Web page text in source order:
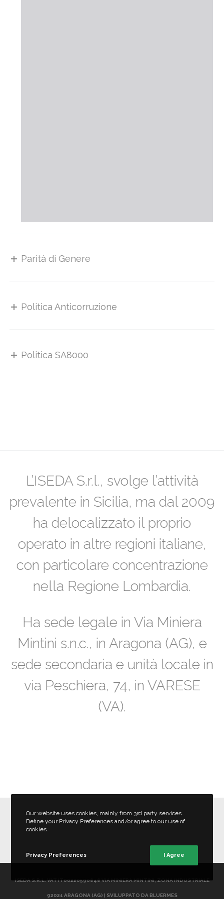
Parità di Genere
Politica Anticorruzione
Politica SA8000
L’ISEDA S.r.l., svolge l’attività
prevalente in Sicilia, ma dal 2009
ha delocalizzato il proprio
operato in altre regioni italiane,
con particolare concentrazione
nella Regione Lombardia.
Ha sede legale in Via Miniera
Mintini s.n.c., in Aragona (AG), e
sede secondaria e unità locale in
via Peschiera, 74, in VARESE
(VA).
ISEDA S.R.L. VAT IT00220590848 VIA MINIERA MINTINI, ZONA INDUSTRIALE
92021 ARAGONA (AG) | SVILUPPATO DA BLUERMES
Our website uses cookies, mainly from 3rd party services.
Define your Privacy Preferences and/or agree to our use of
cookies.
Privacy Preferences I Agree